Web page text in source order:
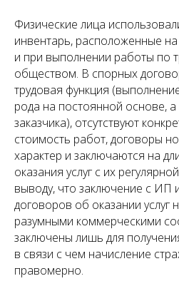
Физические лица
инвентарь, расположенные
и при выполнении работы по
обществом. В спорных
трудовая функция
рода на постоянной основе,
заказчика), отсутствуют
стоимость работ, договоры
характер и заключаются на
оказания услуг с их
выводу, что заключение с ИП
договоров об оказании услуг
разумными коммерческими
заключены лишь для
в связи с чем начисление
правомерно.